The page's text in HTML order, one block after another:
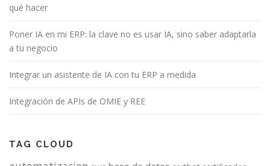
qué hacer
Poner IA en mi ERP: la clave no es usar IA, sino saber adaptarla
a tu negocio
Integrar un asistente de IA con tu ERP a medida
Integración de APIs de OMIE y REE
TAG CLOUD